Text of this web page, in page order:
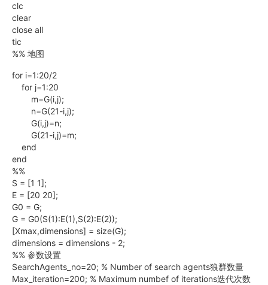
clc
clear
close all
tic
%% 地图
for i=1:20/2
for j=1:20
m=G(i,j);
n=G(21-i,j);
G(i,j)=n;
G(21-i,j)=m;
end
end
%%
S = [1 1];
E = [20 20];
G0 = G;
G = G0(S(1):E(1),S(2):E(2));
[Xmax,dimensions] = size(G);
dimensions = dimensions - 2;
%% 参数设置
SearchAgents_no=20; % Number of search agents狼群数量
Max_iteration=200; % Maximum numbef of iterations迭代次数